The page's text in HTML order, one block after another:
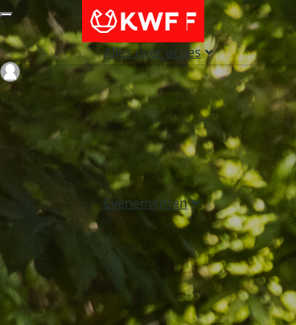
Alles over acties
Evenementen
Login